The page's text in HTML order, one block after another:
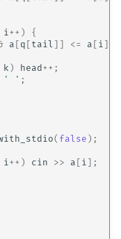
i ++ )
{
a [ q [ tail ]] <= a [ i ])
k ) head++ ;
' ' ;
( false );
i ++ ) cin >> a [ i ];